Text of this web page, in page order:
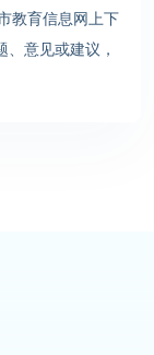
教育信息网上下
意见或建议，